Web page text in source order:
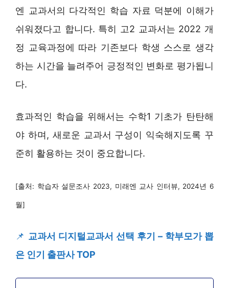
엔 교과서의 다각적인 학습 자료 덕분에 이해가
쉬워졌다고 합니다. 특히 고2 교과서는 2022 개
정 교육과정에 따라 기존보다 학생 스스로 생각
하는 시간을 늘려주어 긍정적인 변화로 평가됩니
다.
효과적인 학습을 위해서는 수학1 기초가 탄탄해
야 하며, 새로운 교과서 구성이 익숙해지도록 꾸
준히 활용하는 것이 중요합니다.
[출처: 학습자 설문조사 2023, 미래엔 교사 인터뷰, 2024년 6
월]
📌 교과서 디지털교과서 선택 후기 – 학부모가 뽑
은 인기 출판사 TOP